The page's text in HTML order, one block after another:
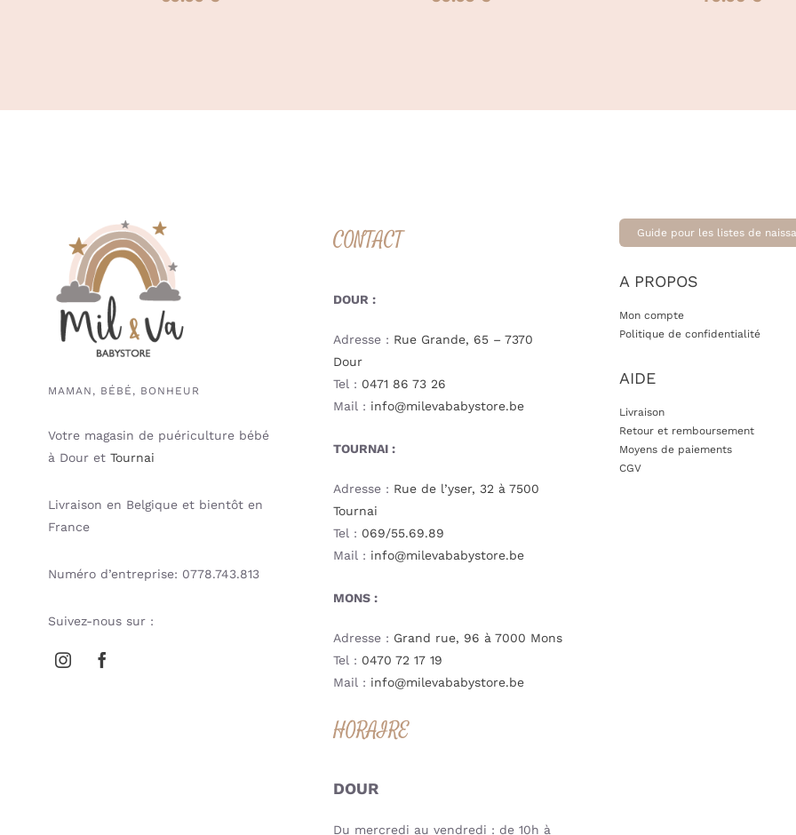
MAMAN, BÉBÉ, BONHEUR
Votre magasin de puériculture bébé
à Dour et Tournai
Livraison en Belgique et bientôt en
France
Numéro d’entreprise: 0778.743.813
Suivez-nous sur :
CONTACT
DOUR :
Adresse : Rue Grande, 65 – 7370
Dour
Tel : 0471 86 73 26
Mail : info@milevababystore.be
TOURNAI :
Adresse : Rue de l’yser, 32 à 7500
Tournai
Tel : 069/55.69.89
Mail : info@milevababystore.be
MONS :
Adresse : Grand rue, 96 à 7000 Mons
Tel : 0470 72 17 19
Mail : info@milevababystore.be
HORAIRE
DOUR
Du mercredi au vendredi : de 10h à
Guide pour les listes de
A PROPOS
Mon compte
Politique de confidentialité
AIDE
Livraison
Retour et remboursement
Moyens de paiements
CGV